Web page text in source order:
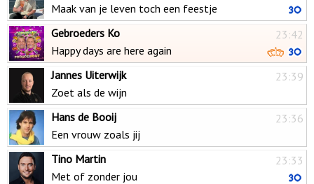
Maak van je leven toch een feestje
23:42
Gebroeders Ko
Happy days are here again
23:39
Jannes Uiterwijk
Zoet als de wijn
23:36
Hans de Booij
Een vrouw zoals jij
23:33
Tino Martin
Met of zonder jou